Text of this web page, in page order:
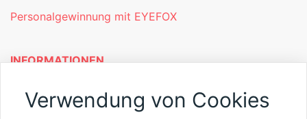
Personalgewinnung mit EYEFOX
INFORMATIONEN
Was ist EYEFOX – Ihre Möglichkeiten
Verwendung von Cookies